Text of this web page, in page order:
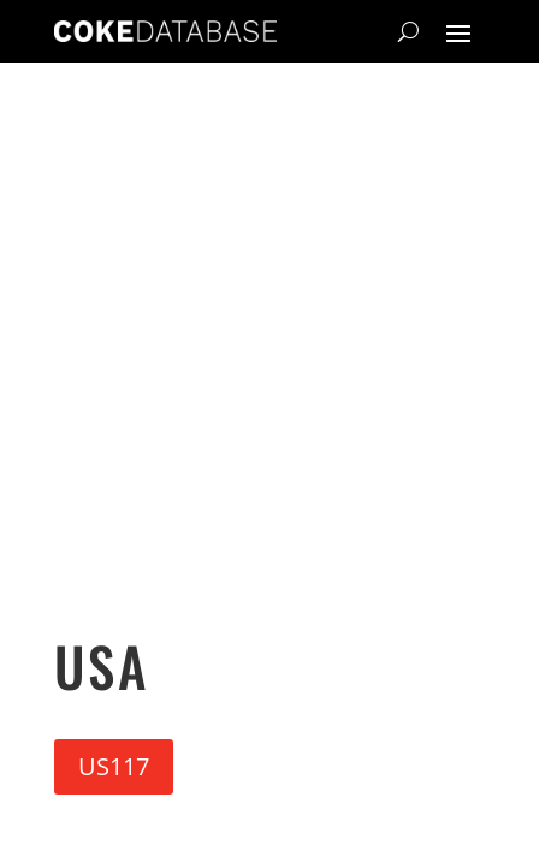
USA
US117